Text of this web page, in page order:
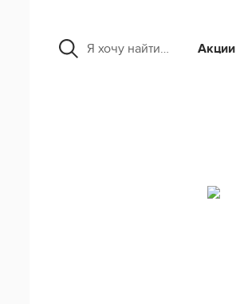
Я хочу найти… Акции